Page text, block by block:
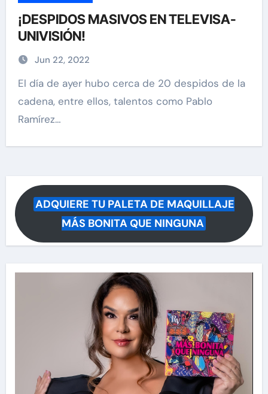
¡DESPIDOS MASIVOS EN TELEVISA-
UNIVISIÓN!
Jun 22, 2022
El día de ayer hubo cerca de 20 despidos de la
cadena, entre ellos, talentos como Pablo
Ramírez…
ADQUIERE TU PALETA DE MAQUILLAJE
MÁS BONITA QUE NINGUNA